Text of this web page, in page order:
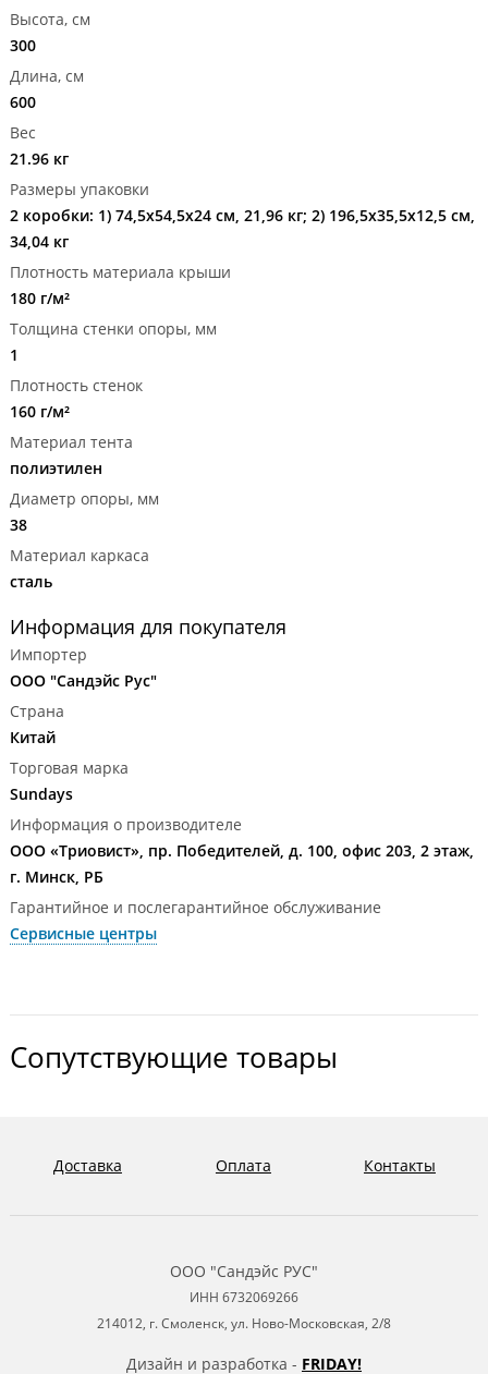
Высота, см
300
Длина, см
600
Вес
21.96 кг
Размеры упаковки
2 коробки: 1) 74,5x54,5x24 см, 21,96 кг; 2) 196,5x35,5x12,5 см,
34,04 кг
Плотность материала крыши
180 г/м²
Толщина стенки опоры, мм
1
Плотность стенок
160 г/м²
Материал тента
полиэтилен
Диаметр опоры, мм
38
Материал каркаса
сталь
Информация для покупателя
Импортер
ООО "Сандэйс Рус"
Страна
Китай
Торговая марка
Sundays
Информация о производителе
ООО «Триовист», пр. Победителей, д. 100, офис 203, 2 этаж,
г. Минск, РБ
Гарантийное и послегарантийное обслуживание
Сервисные центры
Сопутствующие товары
ООО "Сандэйс РУС"
ИНН 6732069266
214012, г. Смоленск, ул. Ново-Московская, 2/8
Дизайн и разработка - FRIDAY!
Доставка Оплата Контакты